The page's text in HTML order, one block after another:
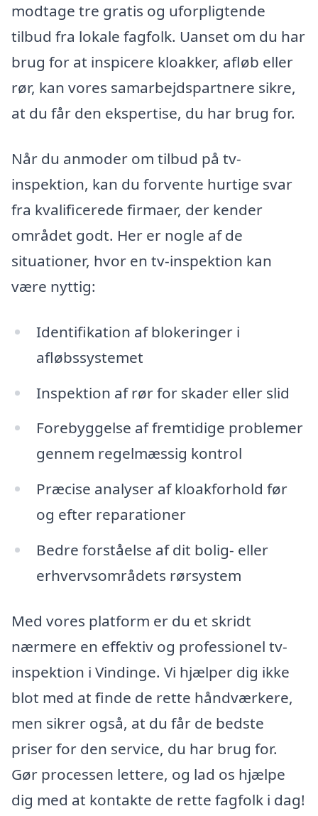
modtage tre gratis og uforpligtende
tilbud fra lokale fagfolk. Uanset om du har
brug for at inspicere kloakker, afløb eller
rør, kan vores samarbejdspartnere sikre,
at du får den ekspertise, du har brug for.
Når du anmoder om tilbud på tv-
inspektion, kan du forvente hurtige svar
fra kvalificerede firmaer, der kender
området godt. Her er nogle af de
situationer, hvor en tv-inspektion kan
være nyttig:
Identifikation af blokeringer i
afløbssystemet
Inspektion af rør for skader eller slid
Forebyggelse af fremtidige problemer
gennem regelmæssig kontrol
Præcise analyser af kloakforhold før
og efter reparationer
Bedre forståelse af dit bolig- eller
erhvervsområdets rørsystem
Med vores platform er du et skridt
nærmere en effektiv og professionel tv-
inspektion i Vindinge. Vi hjælper dig ikke
blot med at finde de rette håndværkere,
men sikrer også, at du får de bedste
priser for den service, du har brug for.
Gør processen lettere, og lad os hjælpe
dig med at kontakte de rette fagfolk i dag!